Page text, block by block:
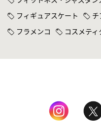
フィギュアスケート
フラメンコ
コスメティ